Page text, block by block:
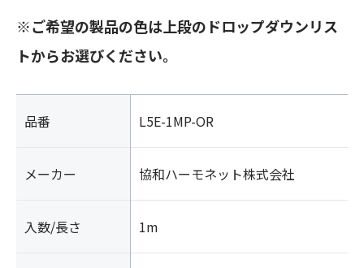
※ご希望の製品の色は上段のドロップダウンリス
トからお選びください。
品番 L5E-1MP-OR
メーカー 協和ハーモネット株式会社
入数/長さ 1m